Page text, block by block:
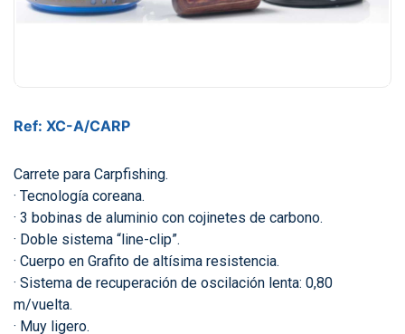
Ref: XC-A/CARP
Carrete para Carpfishing.
· Tecnología coreana.
· 3 bobinas de aluminio con cojinetes de carbono.
· Doble sistema “line-clip”.
· Cuerpo en Grafito de altísima resistencia.
· Sistema de recuperación de oscilación lenta: 0,80
m/vuelta.
· Muy ligero.